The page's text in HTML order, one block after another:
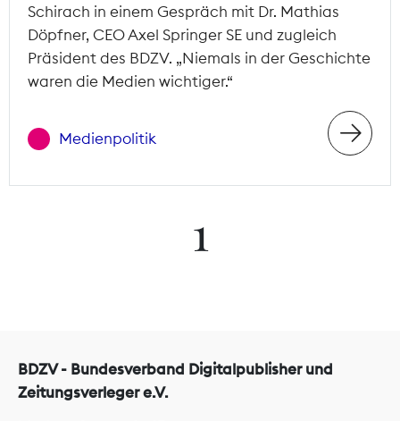
Schirach in einem Gespräch mit Dr. Mathias
Döpfner, CEO Axel Springer SE und zugleich
Präsident des BDZV. „Niemals in der Geschichte
waren die Medien wichtiger.“
Medienpolitik
1
BDZV - Bundesverband Digitalpublisher und
Zeitungsverleger e.V.